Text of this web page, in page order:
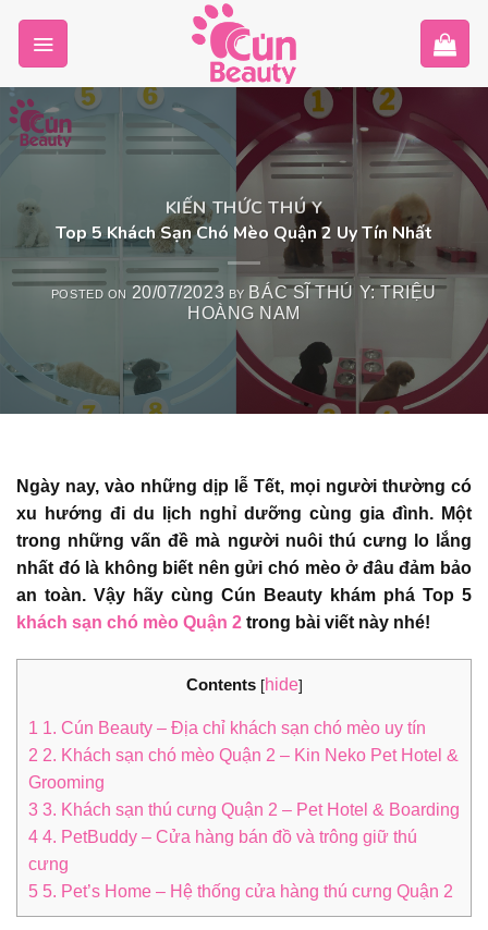
content
KIẾN THỨC THÚ Y
Top 5 Khách Sạn Chó Mèo Quận 2 Uy Tín Nhất
POSTED ON 20/07/2023 BY BÁC SĨ THÚ Y: TRIỆU
HOÀNG NAM
Ngày nay, vào những dịp lễ Tết, mọi người thường có
xu hướng đi du lịch nghỉ dưỡng cùng gia đình. Một
trong những vấn đề mà người nuôi thú cưng lo lắng
nhất đó là không biết nên gửi chó mèo ở đâu đảm bảo
an toàn. Vậy hãy cùng Cún Beauty khám phá Top 5
khách sạn chó mèo Quận 2 trong bài viết này nhé!
Contents [hide]
1 1. Cún Beauty – Địa chỉ khách sạn chó mèo uy tín
2 2. Khách sạn chó mèo Quận 2 – Kin Neko Pet Hotel &
Grooming
3 3. Khách sạn thú cưng Quận 2 – Pet Hotel & Boarding
4 4. PetBuddy – Cửa hàng bán đồ và trông giữ thú
cưng
5 5. Pet’s Home – Hệ thống cửa hàng thú cưng Quận 2